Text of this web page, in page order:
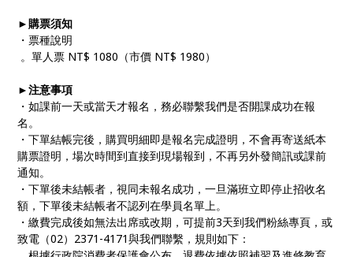
►購票須知
・票種說明
。單人票 NT$ 1080（市價 NT$ 1980）
►注意事項
・如課前一天或當天才報名，務必聯繫我們是否開課成功在報
名。
・下單結帳完後，購買明細即是報名完成證明，不會再寄送紙本
購票證明，場次時間到直接到現場報到，不再另外發簡訊或課前
通知。
・下單後未結帳者，視同未報名成功，一旦滿班立即停止招收名
額，下單後未結帳者不認列在學員名單上。
・繳費完成後如無法出席或改期，可提前3天到我們粉絲專頁，或
致電（02）2371-4171與我們聯繫，規則如下：